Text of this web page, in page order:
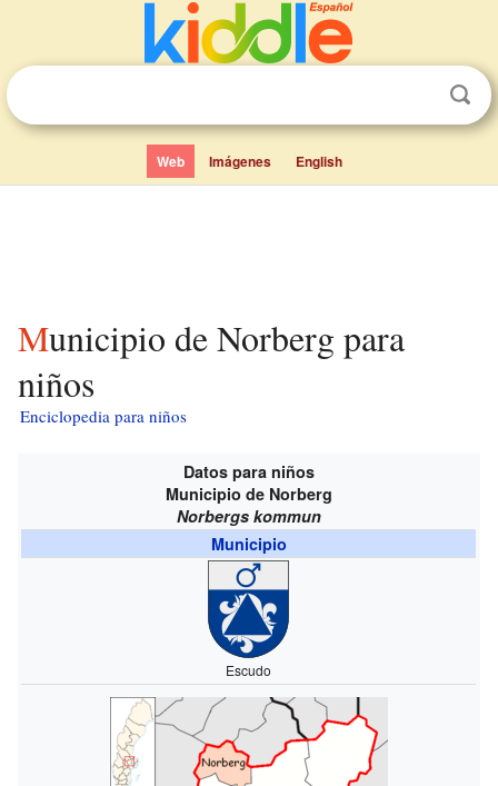
Web Imágenes English
Municipio de Norberg para
niños
Enciclopedia para niños
Datos para niños
Municipio de Norberg
Norbergs kommun
Municipio
Escudo